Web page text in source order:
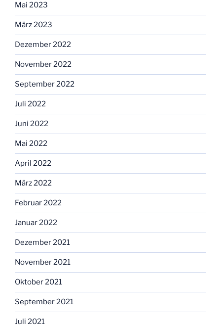
Mai 2023
März 2023
Dezember 2022
November 2022
September 2022
Juli 2022
Juni 2022
Mai 2022
April 2022
März 2022
Februar 2022
Januar 2022
Dezember 2021
November 2021
Oktober 2021
September 2021
Juli 2021